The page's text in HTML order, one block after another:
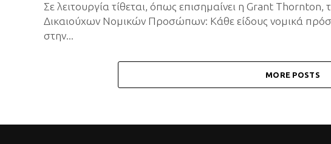
Σε λειτουργία τίθεται, όπως επισημαίνει η Grant
Δικαιούχων Νομικών Προσώπων: Κάθε είδους νομικά
στην...
MORE POSTS